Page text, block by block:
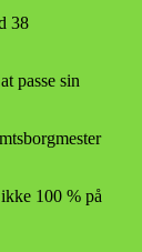
38
passe sin
100 % på